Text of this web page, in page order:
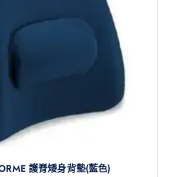
護脊矮身背墊(藍色)